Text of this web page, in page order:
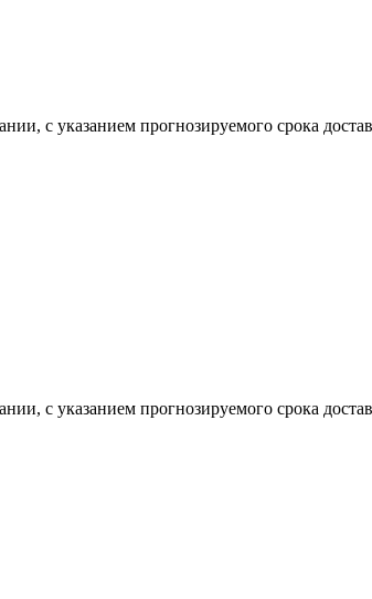
с указанием прогнозируемого срока
с указанием прогнозируемого срока